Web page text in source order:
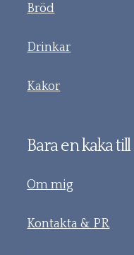
Bröd
Drinkar
Kakor
Bara en kaka till
Om mig
Kontakta & PR